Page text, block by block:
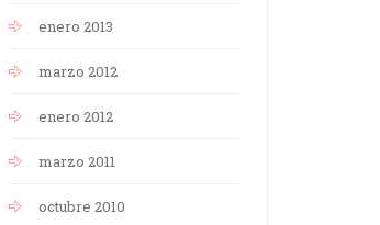
enero 2013
marzo 2012
enero 2012
marzo 2011
octubre 2010